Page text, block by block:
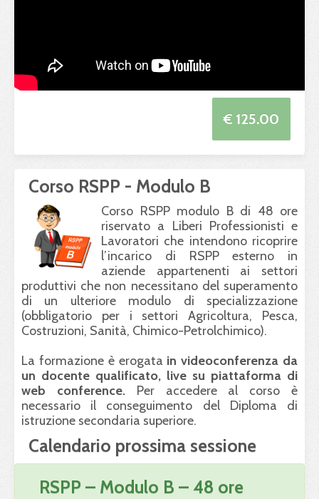
€ 125.00
Corso RSPP - Modulo B
Corso RSPPmodulo B di 48 ore
riservato a Liberi Professionisti e
Lavoratori che intendono ricoprire
l’incarico di RSPPesterno in
aziende appartenenti ai settori
produttivi che non necessitano del superamento
di un ulteriore modulo di specializzazione
(obbligatorio per i settori Agricoltura, Pesca,
Costruzioni, Sanità, Chimico-Petrolchimico).
La formazione è erogata in videoconferenza da
un docente qualificato, live su piattaforma di
web conference.Per accedere al corso è
necessario il conseguimento del Diploma di
istruzione secondaria superiore.
Calendario prossima sessione
RSPP – Modulo B – 48 ore